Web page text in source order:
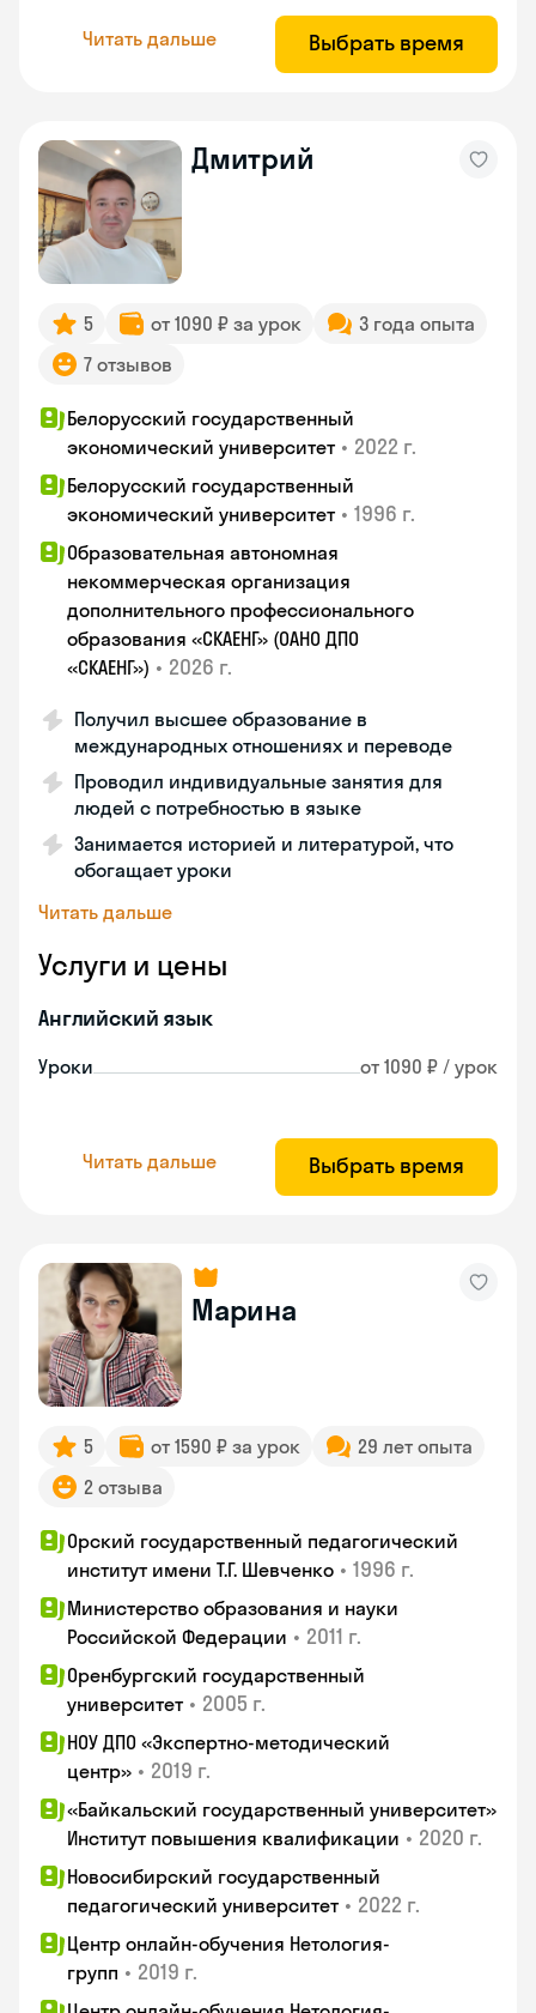
Читать дальше Выбрать время
Дмитрий
5 от 1090 ₽ за урок
3 года опыта
7 отзывов
Белорусский государственный
экономический университет • 2022 г.
Белорусский государственный
экономический университет • 1996 г.
Образовательная автономная
некоммерческая организация
дополнительного профессионального
образования «СКАЕНГ» (ОАНО ДПО
«СКАЕНГ») • 2026 г.
Получил высшее образование в
международных отношениях и переводе
Проводил индивидуальные занятия для
людей с потребностью в языке
Занимается историей и литературой, что
обогащает уроки
Читать дальше
Услуги и цены
Английский язык
Уроки от 1090 ₽ / урок
Читать дальше Выбрать время
Марина
5 от 1590 ₽ за урок
29 лет опыта
2 отзыва
Орский государственный педагогический
институт имени Т.Г. Шевченко • 1996 г.
Министерство образования и науки
Российской Федерации • 2011 г.
Оренбургский государственный
университет • 2005 г.
НОУ ДПО «Экспертно-методический
центр» • 2019 г.
«Байкальский государственный университет»
Институт повышения квалификации • 2020 г.
Новосибирский государственный
педагогический университет • 2022 г.
Центр онлайн-обучения Нетология-
групп • 2019 г.